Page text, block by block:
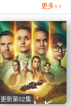
更多>>
更新第02集